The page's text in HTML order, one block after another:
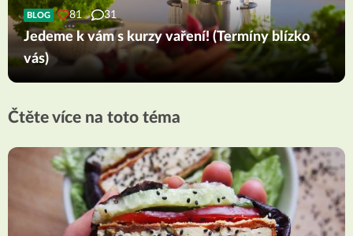
BLOG 81 31
Jedeme k vám s kurzy vaření! (Termíny blízko
vás)
Čtěte více na toto téma